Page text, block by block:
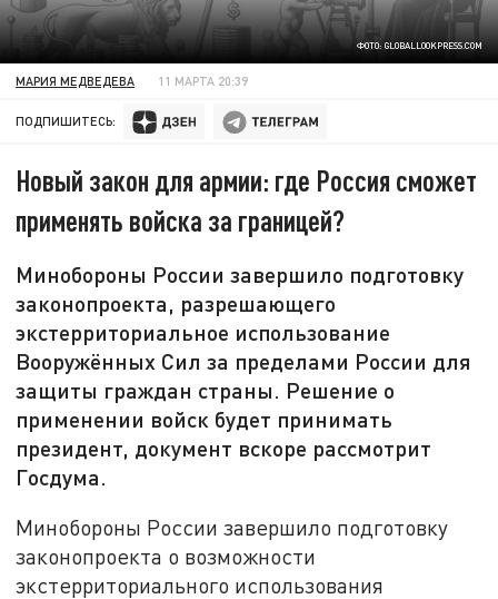
ФОТО: GLOBALLOOKPRESS.COM
МАРИЯ МЕДВЕДЕВА 11 МАРТА 20:39
ПОДПИШИТЕСЬ:
Новый закон для армии: где Россия сможет
применять войска за границей?
Минобороны России завершило подготовку
законопроекта, разрешающего
экстерриториальное использование
Вооружённых Сил за пределами России для
защиты граждан страны. Решение о
применении войск будет принимать
президент, документ вскоре рассмотрит
Госдума.
Минобороны России завершило подготовку
законопроекта о возможности
экстерриториального использования